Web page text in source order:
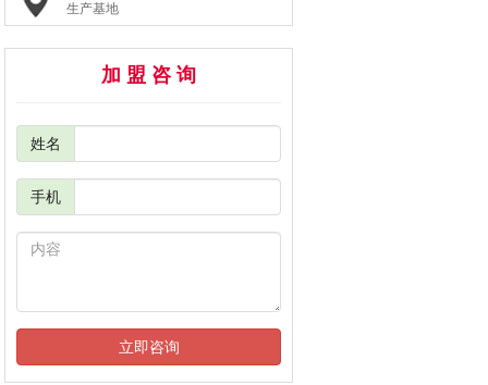
生产基地
加 盟 咨 询
姓名
手机
立即咨询